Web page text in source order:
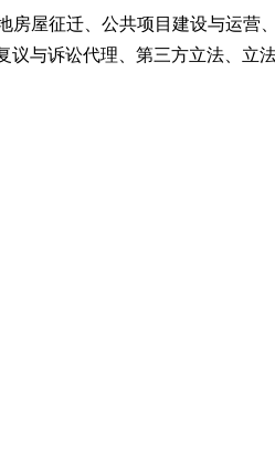
屋征迁、公共项目建设与运营
与诉讼代理、第三方立法、立